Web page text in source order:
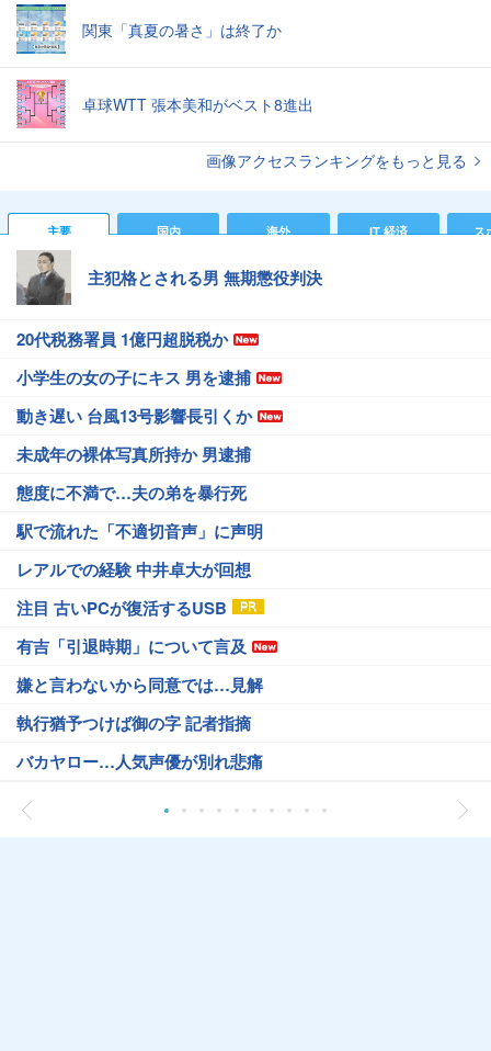
関東「真夏の暑さ」は終了か
卓球WTT 張本美和がベスト8進出
画像アクセスランキングをもっと見る
主要 国内 海外 IT 経済 ス
主犯格とされる男 無期懲役判決
20代税務署員 1億円超脱税か
小学生の女の子にキス 男を逮捕
動き遅い 台風13号影響長引くか
未成年の裸体写真所持か 男逮捕
態度に不満で…夫の弟を暴行死
駅で流れた「不適切音声」に声明
レアルでの経験 中井卓大が回想
注目 古いPCが復活するUSB
有吉「引退時期」について言及
嫌と言わないから同意では…見解
執行猶予つけば御の字 記者指摘
バカヤロー…人気声優が別れ悲痛